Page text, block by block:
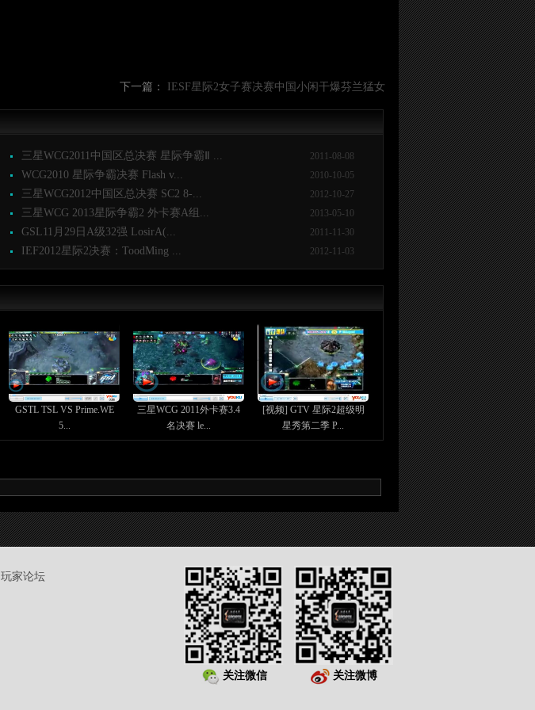
下一篇： IESF星际2女子赛决赛中国小闲干爆芬兰猛女
2011-08-08
三星WCG2011中国区总决赛 星际争霸Ⅱ ...
2010-10-05
WCG2010 星际争霸决赛 Flash v...
2012-10-27
三星WCG2012中国区总决赛 SC2 8-...
2013-05-10
三星WCG 2013星际争霸2 外卡赛A组...
2011-11-30
GSL11月29日A级32强 LosirA(...
2012-11-03
IEF2012星际2决赛：ToodMing ...
GSTL TSL VS Prime.WE
5...
三星WCG 2011外卡赛3.4
名决赛 le...
[视频] GTV 星际2超级明
星秀第二季 P...
玩家论坛
关注微博
关注微信